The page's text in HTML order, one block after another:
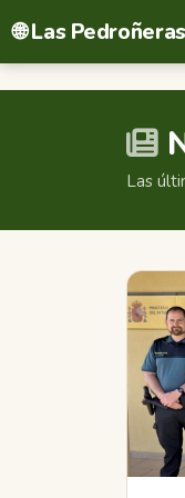
🌐 Las Pedroñeras
Las